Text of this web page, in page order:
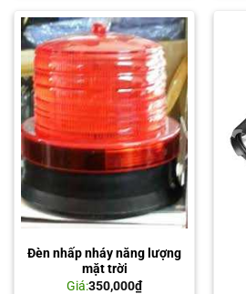
Đèn nhấp nháy năng lượng
mặt trời
Giá:350,000₫